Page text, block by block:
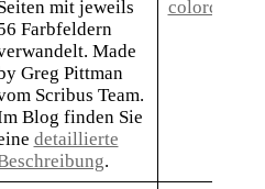
mit jeweils
Farbfeldern
Made
Greg Pittman
Scribus Team.
Blog finden Sie
detaillierte
.